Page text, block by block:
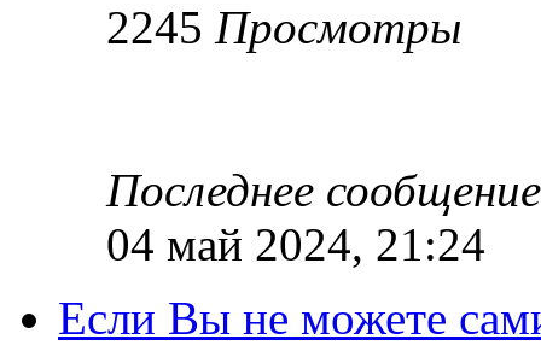
2245 Просмотры
Последнее
04 май 2024, 21:24
Если Вы не можете